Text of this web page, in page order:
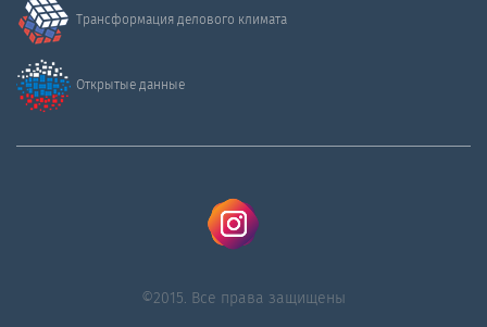
Трансформация делового климата
Открытые данные
©2015. Все права защищены